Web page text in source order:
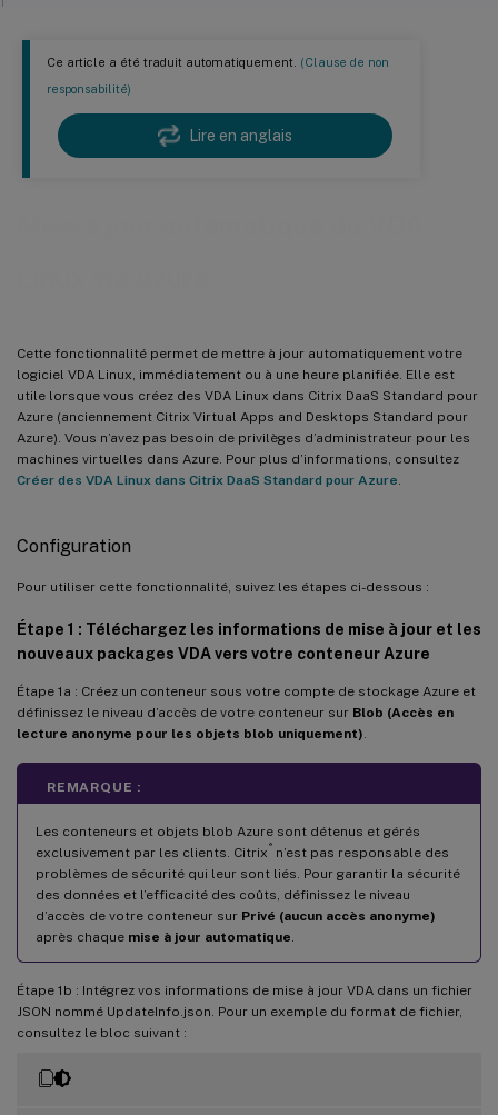
Ce article a été traduit automatiquement. (Clause de non
responsabilité)
Lire en anglais
Cette fonctionnalité permet de mettre à jour automatiquement votre
logiciel VDA Linux, immédiatement ou à une heure planifiée. Elle est
utile lorsque vous créez des VDA Linux dans Citrix DaaS Standard pour
Azure (anciennement Citrix Virtual Apps and Desktops Standard pour
Azure). Vous n’avez pas besoin de privilèges d’administrateur pour les
machines virtuelles dans Azure. Pour plus d’informations, consultez
Créer des VDA Linux dans Citrix DaaS Standard pour Azure
Configuration
Pour utiliser cette fonctionnalité, suivez les étapes ci-dessous :
Étape 1 : Téléchargez les informations de mise à jour et les
nouveaux packages VDA vers votre conteneur Azure
Étape 1a : Créez un conteneur sous votre compte de stockage Azure et
définissez le niveau d’accès de votre conteneur sur Blob (Accès en
lecture anonyme pour les objets blob uniquement)
REMARQUE :
Les conteneurs et objets blob Azure sont détenus et gérés
exclusivement par les clients. Citrix ®
n’est pas responsable des
problèmes de sécurité qui leur sont liés. Pour garantir la sécurité
des données et l’efficacité des coûts, définissez le niveau
d’accès de votre conteneur sur Privé (aucun accès anonyme)
après chaque mise à jour automatique
Étape 1b : Intégrez vos informations de mise à jour VDA dans un fichier
JSON nommé UpdateInfo.json. Pour un exemple du format de fichier,
consultez le bloc suivant :